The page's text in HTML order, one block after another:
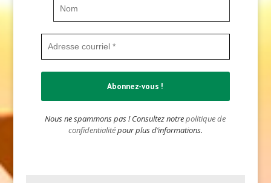
Nous ne spammons pas ! Consultez notrepolitique de
confidentialitépour plus d’informations.